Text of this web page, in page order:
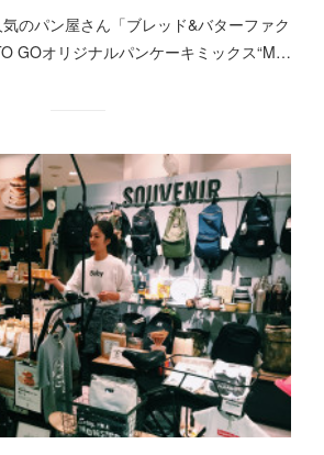
のパン屋さん「ブレッド&バターファク
GOオリジナルパンケーキミックス“M…